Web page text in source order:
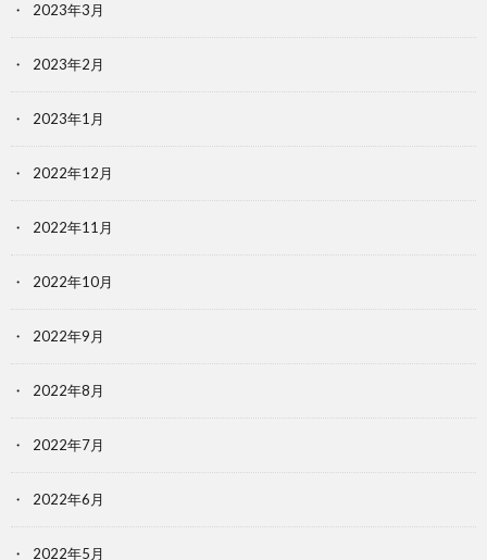
2023年3月
2023年2月
2023年1月
2022年12月
2022年11月
2022年10月
2022年9月
2022年8月
2022年7月
2022年6月
2022年5月